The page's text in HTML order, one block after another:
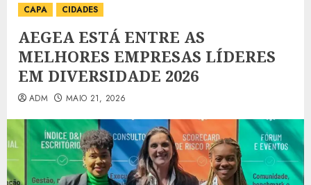
CAPA CIDADES
AEGEA ESTÁ ENTRE AS
MELHORES EMPRESAS LÍDERES
EM DIVERSIDADE 2026
ADM MAIO 21, 2026